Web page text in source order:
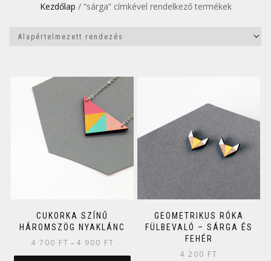
Kezdőlap / “sárga” címkével rendelkező termékek
CUKORKA SZÍNŰ
HÁROMSZÖG NYAKLÁNC
4 700 FT – 4 900 FT
GEOMETRIKUS RÓKA
FÜLBEVALÓ – SÁRGA ÉS
FEHÉR
4 200 FT